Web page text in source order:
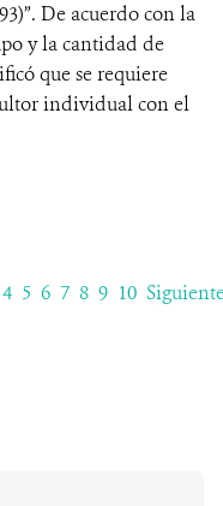
De acuerdo con la
y la cantidad de
que se requiere
individual con el
4 5 6 7 8 9 10